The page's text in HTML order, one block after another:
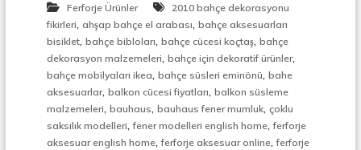
e
l
i
k
M
e
r
d
v
Ferforje Ürünler
2010 bahçe dekorasyonu
fikirleri, ahşap bahçe el arabası, bahçe aksesuarları
bisiklet, bahçe bibloları, bahçe cücesi koçtaş, bahçe
dekorasyon malzemeleri, bahçe için dekoratif ürünler,
bahçe mobilyaları ikea, bahçe süsleri eminönü, bahe
aksesuarlar, balkon cücesi fiyatları, balkon süsleme
malzemeleri, bauhaus, bauhaus fener mumluk, çoklu
saksılık modelleri,fener modelleri english home,ferforje
aksesuar english home,ferforje aksesuar online,ferforje